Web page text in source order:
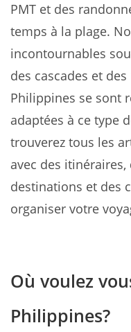
PMT et des
temps à la plage.
incontournables
des cascades et
Philippines se sont
adaptées à ce type
trouverez tous les
avec des
destinations et des
organiser votre
Où voulez
Philippines?